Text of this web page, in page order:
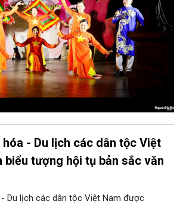
- Du lịch các dân tộc Việt
biểu tượng hội tụ bản sắc văn
Du lịch các dân tộc Việt Nam được